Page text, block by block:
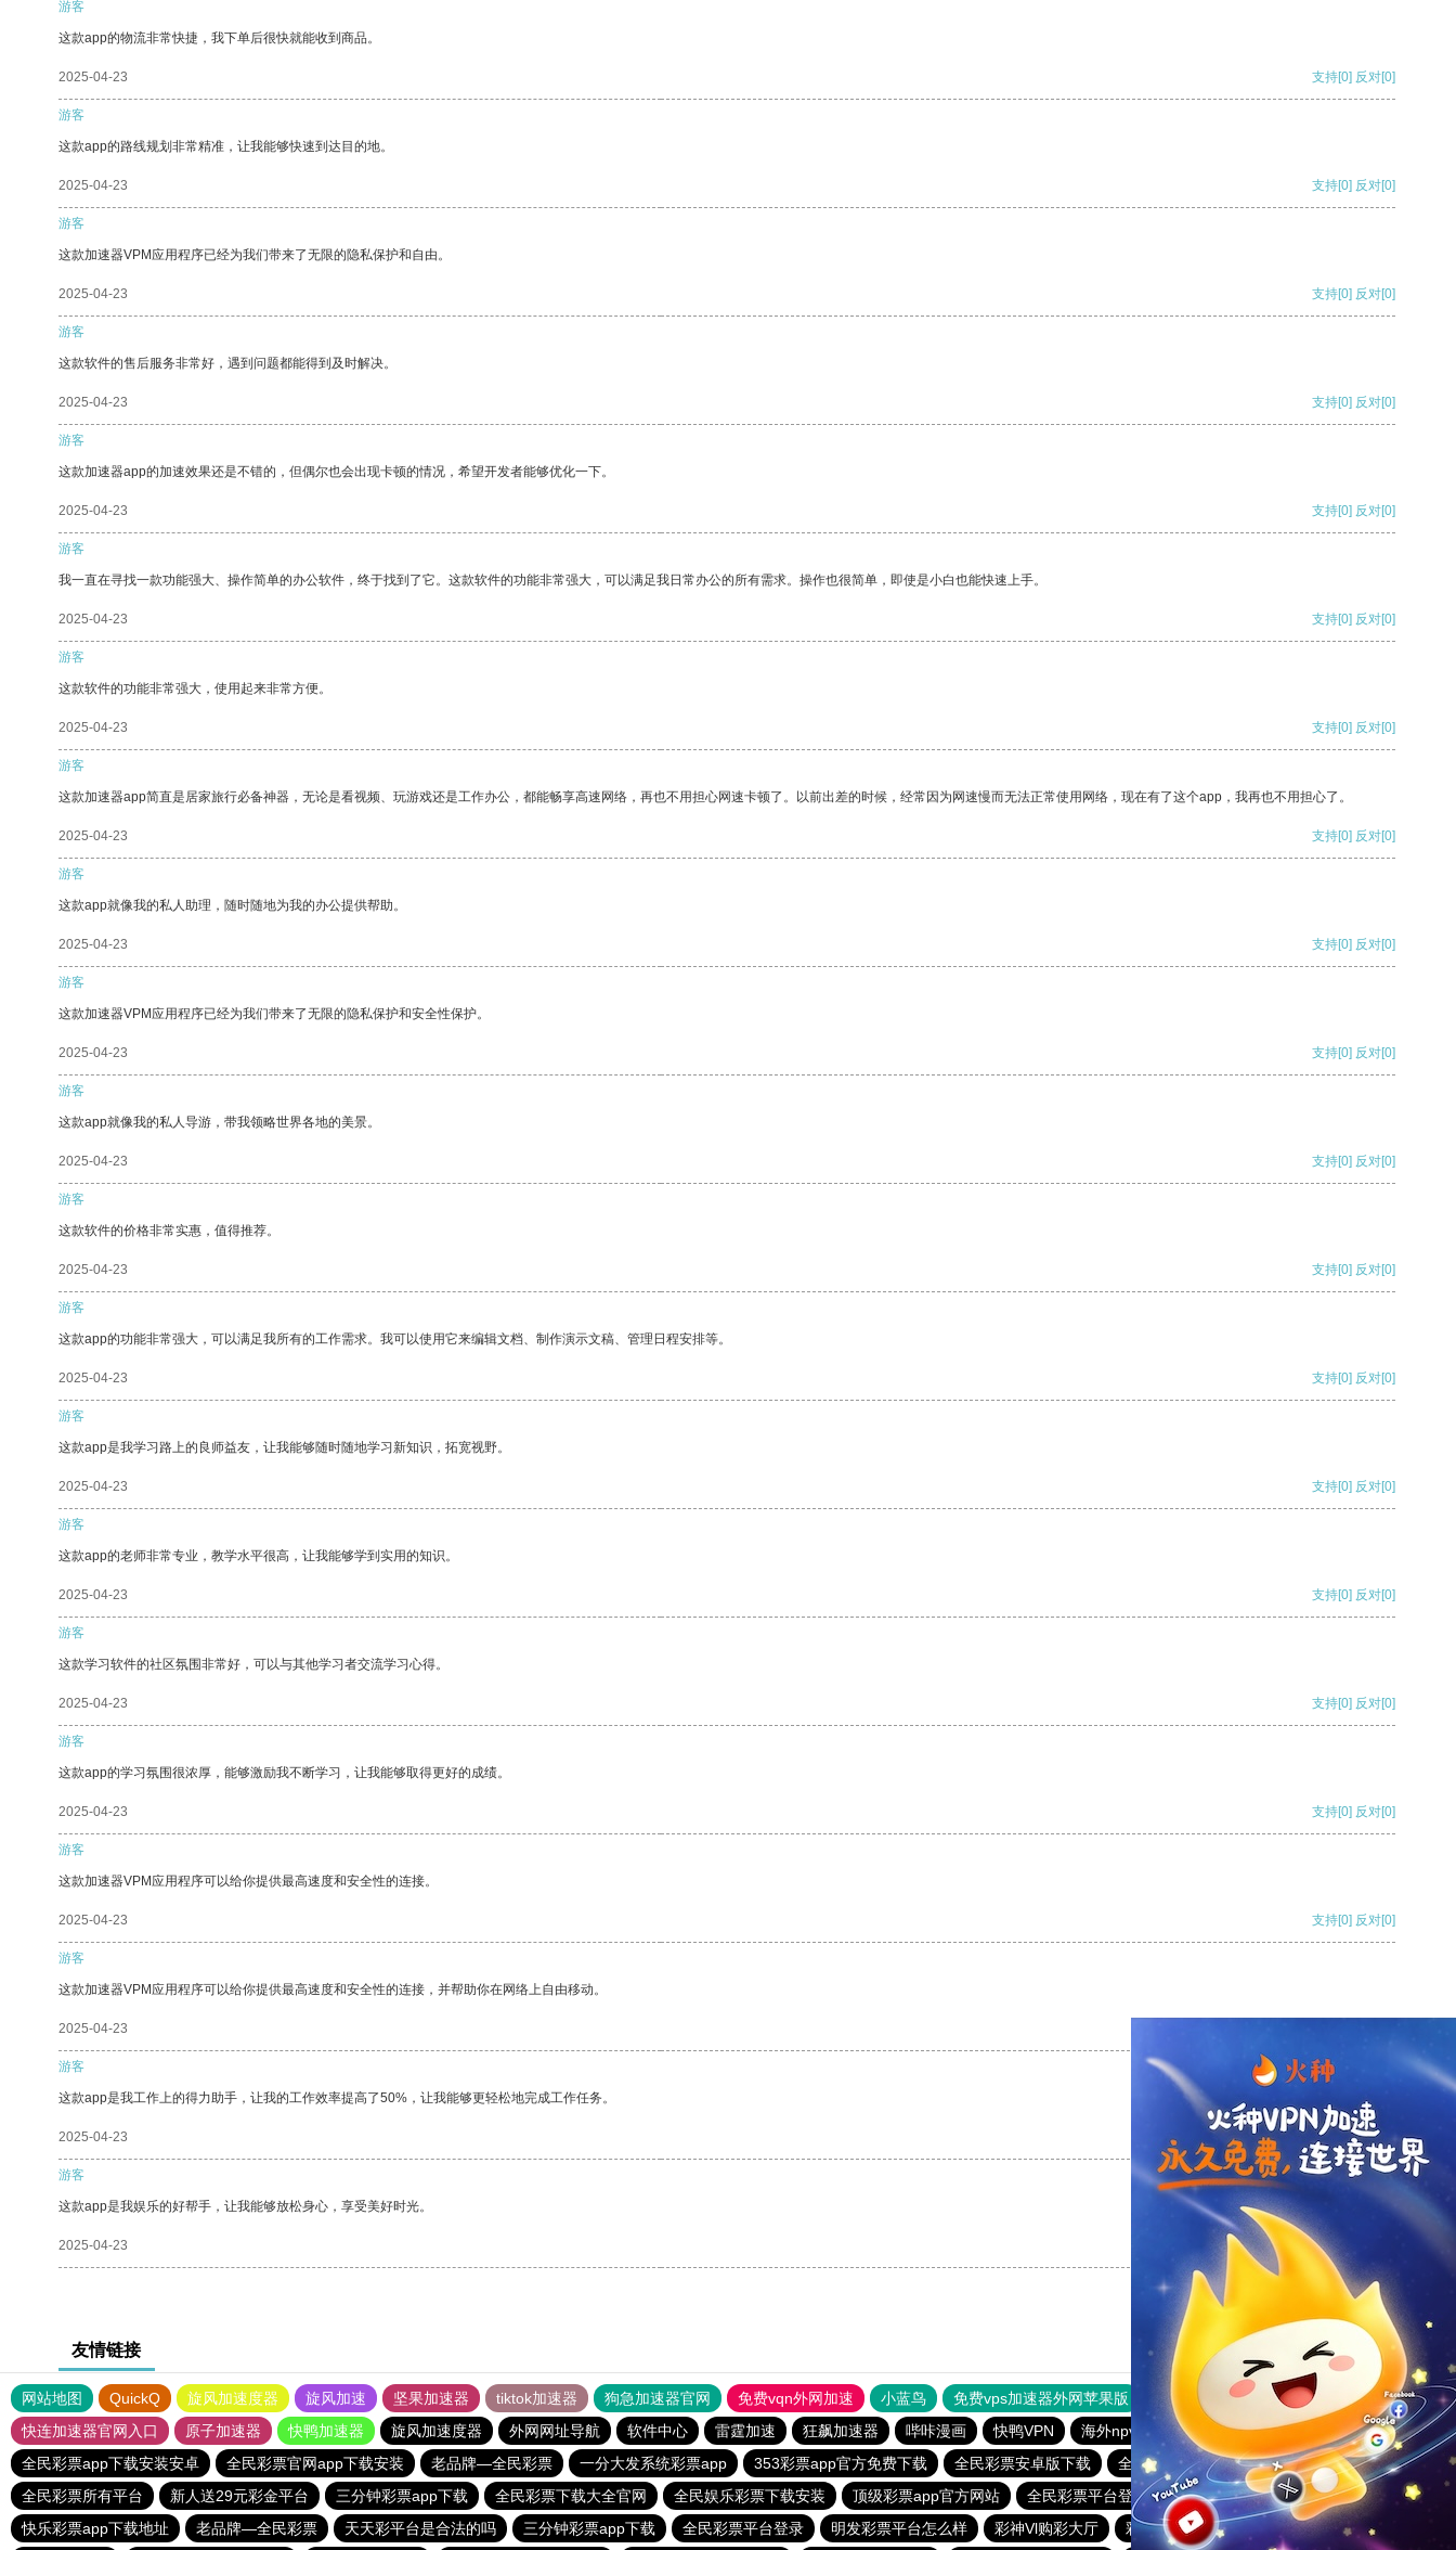
游客
这款app的物流非常快捷，我下单后很快就能收到商品。
2025-04-23 支持[0] 反对[0]
游客
这款app的路线规划非常精准，让我能够快速到达目的地。
2025-04-23 支持[0] 反对[0]
游客
这款加速器VPM应用程序已经为我们带来了无限的隐私保护和自由。
2025-04-23 支持[0] 反对[0]
游客
这款软件的售后服务非常好，遇到问题都能得到及时解决。
2025-04-23 支持[0] 反对[0]
游客
这款加速器app的加速效果还是不错的，但偶尔也会出现卡顿的情况，希望开发者能够优化一下。
2025-04-23 支持[0] 反对[0]
游客
我一直在寻找一款功能强大、操作简单的办公软件，终于找到了它。这款软件的功能非常强大，可以满足我日常办公的所有需求。操作也很简单，即使是小白也能快速上手。
2025-04-23 支持[0] 反对[0]
游客
这款软件的功能非常强大，使用起来非常方便。
2025-04-23 支持[0] 反对[0]
游客
这款加速器app简直是居家旅行必备神器，无论是看视频、玩游戏还是工作办公，都能畅享高速网络，再也不用担心网速卡顿了。以前出差的时候，经常因为网速慢而无法正常使用网络，现在有了这个app，我再也不用担心了。
2025-04-23 支持[0] 反对[0]
游客
这款app就像我的私人助理，随时随地为我的办公提供帮助。
2025-04-23 支持[0] 反对[0]
游客
这款加速器VPM应用程序已经为我们带来了无限的隐私保护和安全性保护。
2025-04-23 支持[0] 反对[0]
游客
这款app就像我的私人导游，带我领略世界各地的美景。
2025-04-23 支持[0] 反对[0]
游客
这款软件的价格非常实惠，值得推荐。
2025-04-23 支持[0] 反对[0]
游客
这款app的功能非常强大，可以满足我所有的工作需求。我可以使用它来编辑文档、制作演示文稿、管理日程安排等。
2025-04-23 支持[0] 反对[0]
游客
这款app是我学习路上的良师益友，让我能够随时随地学习新知识，拓宽视野。
2025-04-23 支持[0] 反对[0]
游客
这款app的老师非常专业，教学水平很高，让我能够学到实用的知识。
2025-04-23 支持[0] 反对[0]
游客
这款学习软件的社区氛围非常好，可以与其他学习者交流学习心得。
2025-04-23 支持[0] 反对[0]
游客
这款app的学习氛围很浓厚，能够激励我不断学习，让我能够取得更好的成绩。
2025-04-23 支持[0] 反对[0]
游客
这款加速器VPM应用程序可以给你提供最高速度和安全性的连接。
2025-04-23 支持[0] 反对[0]
游客
这款加速器VPM应用程序可以给你提供最高速度和安全性的连接，并帮助你在网络上自由移动。
2025-04-23
游客
这款app是我工作上的得力助手，让我的工作效率提高了50%，让我能够更轻松地完成工作任务。
2025-04-23 支持 [0] 反对 [0]
游客
这款app是我娱乐的好帮手，让我能够放松身心，享受美好时光。
2025-04-23 支持
友情链接
网站地图 QuickQ 旋风加速度器 旋风加速 坚果加速器 tiktok加速器 狗急加速器官网 免费vqn外网加速 小蓝鸟 免费vps加速器外网苹果版 旋风加速度器
快连加速器
快连加速器官网入口
原子加速器 快鸭加速器 旋风加速度器 外网网址导航 软件中心 雷霆加速 狂飙加速器 哔咔漫画 快鸭VPN 海外npv加速器官网
彩6娱乐手机端
全民彩票app下载安装安卓
全民彩票官网app下载安装 老品牌—全民彩票 一分大发系统彩票app 353彩票app官方免费下载 全民彩票安卓版下载 全民彩票app下载大全
老品牌—全民彩票
全民彩票所有平台
新人送29元彩金平台 三分钟彩票app下载 全民彩票下载大全官网 全民娱乐彩票下载安装 顶级彩票app官方网站 全民彩票平台登录
6f彩票welcome
快乐彩票app下载地址
老品牌—全民彩票 天天彩平台是合法的吗 三分钟彩票app下载 全民彩票平台登录 明发彩票平台怎么样 彩神Vl购彩大厅 彩神Vl购彩大厅 新人送29元彩金平台